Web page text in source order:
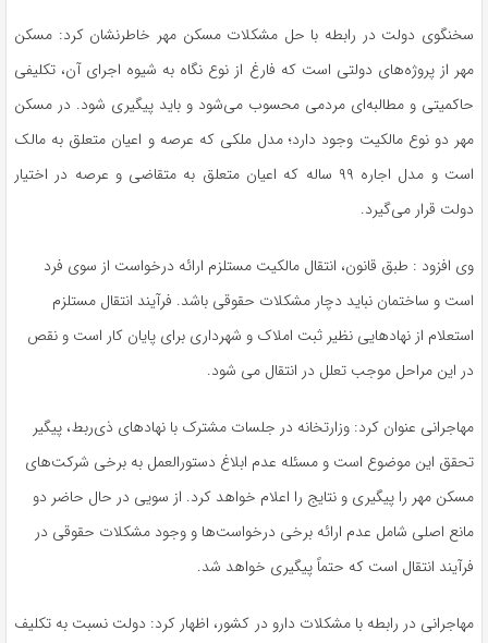
سخنگوی دولت در رابطه با حل مشکلات مسکن مهر خاطرنشان کرد: مسکن
مهر از پروژه‌های دولتی است که فارغ از نوع نگاه به شیوه اجرای آن، تکلیفی
حاکمیتی و مطالبه‌ای مردمی محسوب می‌شود و باید پیگیری شود. در مسکن
مهر دو نوع مالکیت وجود دارد؛ مدل ملکی که عرصه و اعیان متعلق به مالک
است و مدل اجاره ۹۹ ساله که اعیان متعلق به متقاضی و عرصه در اختیار
دولت قرار می‌گیرد.
وی افزود : طبق قانون، انتقال مالکیت مستلزم ارائه درخواست از سوی فرد
است و ساختمان نباید دچار مشکلات حقوقی باشد. فرآیند انتقال مستلزم
استعلام از نهادهایی نظیر ثبت املاک و شهرداری برای پایان کار است و نقص
در این مراحل موجب تعلل در انتقال می‌ شود.
مهاجرانی عنوان کرد: وزارتخانه در جلسات مشترک با نهادهای ذی‌ربط، پیگیر
تحقق این موضوع است و مسئله عدم ابلاغ دستورالعمل به برخی شرکت‌های
مسکن مهر را پیگیری و نتایج را اعلام خواهد کرد. از سویی در حال حاضر دو
مانع اصلی شامل عدم ارائه برخی درخواست‌ها و وجود مشکلات حقوقی در
فرآیند انتقال است که حتماً پیگیری خواهد شد.
مهاجرانی در رابطه با مشکلات دارو در کشور، اظهار کرد: دولت نسبت به تکلیف